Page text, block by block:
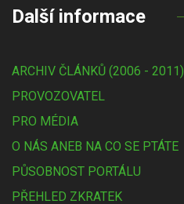
Další informace
ARCHIV ČLÁNKŮ (2006 - 2011)
PROVOZOVATEL
PRO MÉDIA
O NÁS ANEB NA CO SE PTÁTE
PŮSOBNOST PORTÁLU
PŘEHLED ZKRATEK